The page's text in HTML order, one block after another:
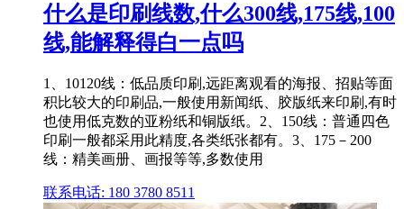
什么是印刷线数,什么300线,175线,100
线,能解释得白一点吗
1、10120线：低品质印刷,远距离观看的海报、招贴等面
积比较大的印刷品,一般使用新闻纸、胶版纸来印刷,有时
也使用低克数的亚粉纸和铜版纸。2、150线：普通四色
印刷一般都采用此精度,各类纸张都有。3、175－200
线：精美画册、画报等等,多数使用
联系电话: 180 3780 8511